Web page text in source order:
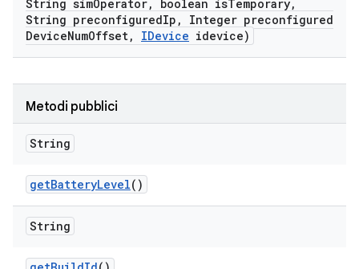
String simOperator, boolean isTemporary,
String preconfiguredIp ,
Integer preconfigured
DeviceNumOffset, IDevice idevice)
Metodi pubblici
String
getBatteryLevel()
String